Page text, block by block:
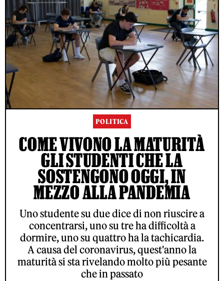
POLITICA
COME VIVONO LA MATURITÀ
GLI STUDENTI CHE LA
SOSTENGONO OGGI, IN
MEZZO ALLA PANDEMIA
Uno studente su due dice di non riuscire a
concentrarsi, uno su tre ha difficoltà a
dormire, uno su quattro ha la tachicardia.
A causa del coronavirus, quest'anno la
maturità si sta rivelando molto più pesante
che in passato